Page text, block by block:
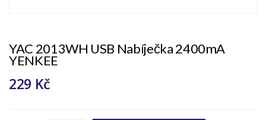
YAC 2013WH USB Nabíječka 2400mA
YENKEE
229 Kč